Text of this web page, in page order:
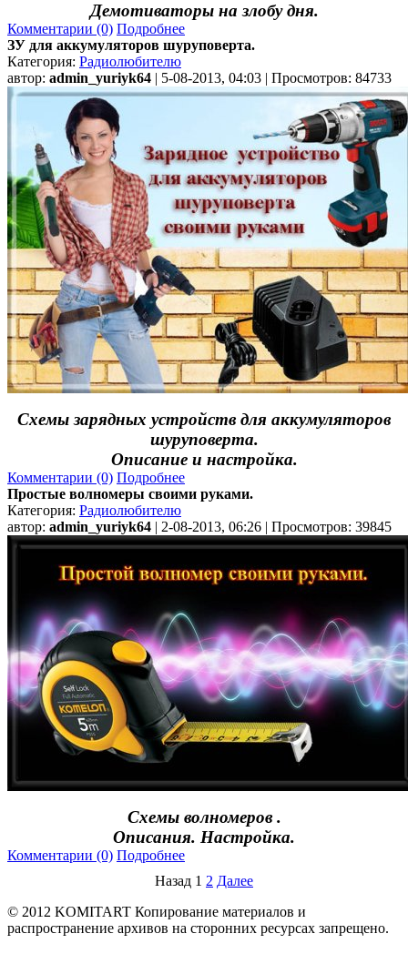
Демотиваторы на злобу дня.
Комментарии (0) Подробнее
ЗУ для аккумуляторов шуруповерта.
Категория: Радиолюбителю
автор: admin_yuriyk64 | 5-08-2013, 04:03 | Просмотров: 84733
Схемы зарядных устройств для аккумуляторов
шуруповерта.
Описание и настройка.
Комментарии (0) Подробнее
Простые волномеры своими руками.
Категория: Радиолюбителю
автор: admin_yuriyk64 | 2-08-2013, 06:26 | Просмотров: 39845
Схемы волномеров .
Описания. Настройка.
Комментарии (0) Подробнее
Назад 1 2 Далее
© 2012 KOMITART Копирование материалов и
распространение архивов на сторонних ресурсах запрещено.